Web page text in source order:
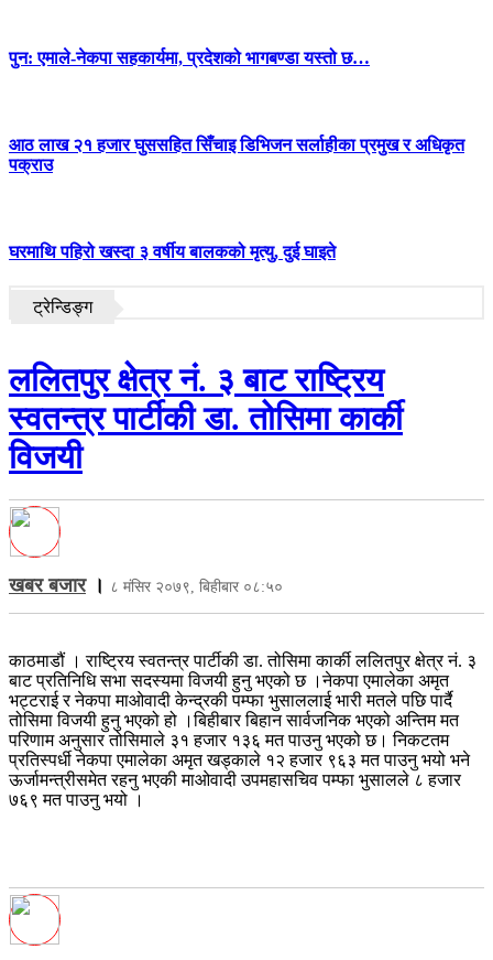
पुन: एमाले-नेकपा सहकार्यमा, प्रदेशको भागबण्डा यस्तो छ…
आठ लाख २१ हजार घुससहित सिँचाइ डिभिजन सर्लाहीका प्रमुख र अधिकृत
पक्राउ
घरमाथि पहिरो खस्दा ३ वर्षीय बालकको मृत्यु, दुई घाइते
ट्रेन्डिङ्ग
ललितपुर क्षेत्र नं. ३ बाट राष्ट्रिय
स्वतन्त्र पार्टीकी डा. तोसिमा कार्की
विजयी
खबर बजार। ८ मंसिर २०७९, बिहीबार ०८:५०
काठमाडौं । राष्ट्रिय स्वतन्त्र पार्टीकी डा. तोसिमा कार्की ललितपुर क्षेत्र नं. ३
बाट प्रतिनिधि सभा सदस्यमा विजयी हुनु भएको छ ।नेकपा एमालेका अमृत
भट्टराई र नेकपा माओवादी केन्द्रकी पम्फा भुसाललाई भारी मतले पछि पार्दै
तोसिमा विजयी हुनु भएको हो ।बिहीबार बिहान सार्वजनिक भएको अन्तिम मत
परिणाम अनुसार तोसिमाले ३१ हजार १३६ मत पाउनु भएको छ। निकटतम
प्रतिस्पर्धी नेकपा एमालेका अमृत खड्काले १२ हजार ९६३ मत पाउनु भयो भने
ऊर्जामन्त्रीसमेत रहनु भएकी माओवादी उपमहासचिव पम्फा भुसालले ८ हजार
७६९ मत पाउनु भयो ।